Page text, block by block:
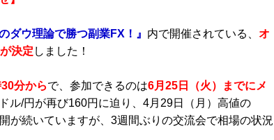
ダウ理論で勝つ副業FX！』 内で開催されている、 オ
決定 しました！
分からで、参加できるのは6月25日（火）までにメ
ル/円が再び160円に迫り、4月29日（月）高値の
が続いていますが、3週間ぶりの交流会で相場の状況